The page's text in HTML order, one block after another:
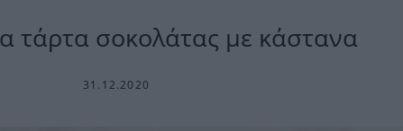
τάρτα σοκολάτας με κάστανα
31.12.2020